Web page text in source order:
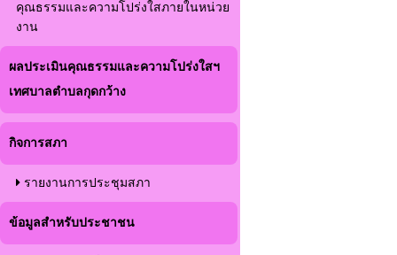
คุณธรรมและความโปร่งใสภายในหน่วย
งาน
ผลประเมินคุณธรรมและความโปร่งใสฯ
เทศบาลตำบลกุดกว้าง
กิจการสภา
รายงานการประชุมสภา
ข้อมูลสำหรับประชาชน